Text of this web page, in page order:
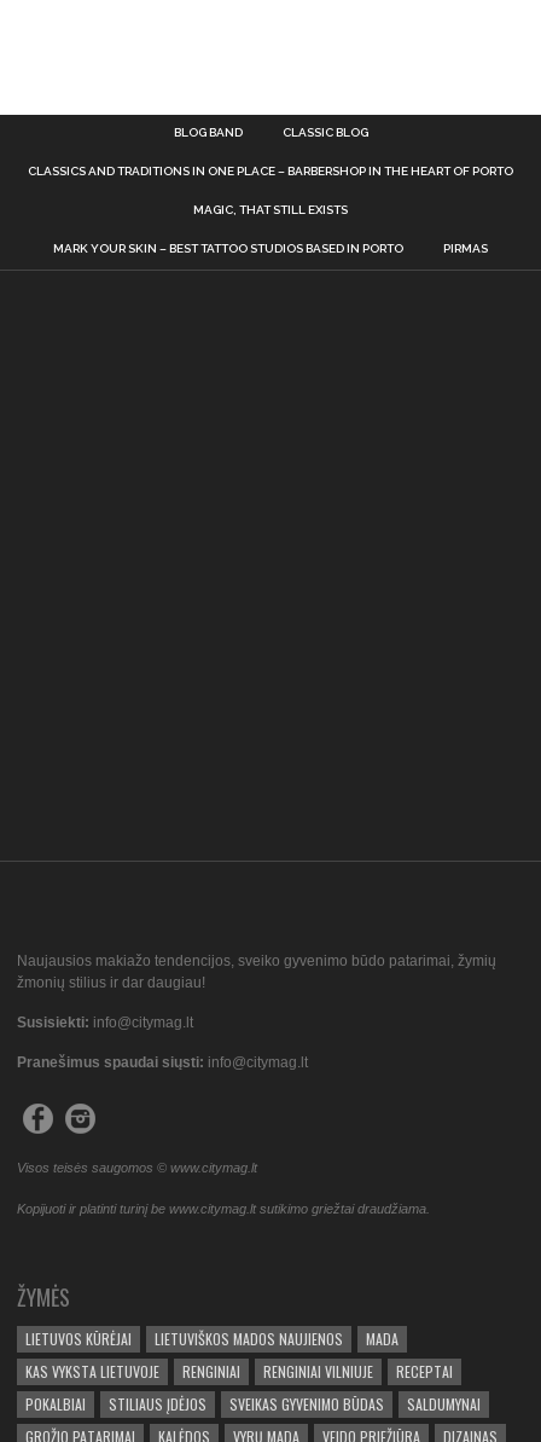
BLOG BAND CLASSIC BLOG
CLASSICS AND TRADITIONS IN ONE PLACE – BARBERSHOP IN THE HEART OF PORTO
MAGIC, THAT STILL EXISTS
MARK YOUR SKIN – BEST TATTOO STUDIOS BASED IN PORTO PIRMAS
Naujausios makiažo tendencijos, sveiko gyvenimo būdo patarimai, žymių
žmonių stilius ir dar daugiau!
Susisiekti: info@citymag.lt
Pranešimus spaudai siųsti: info@citymag.lt
Visos teisės saugomos © www.citymag.lt
Kopijuoti ir platinti turinį be www.citymag.lt sutikimo griežtai draudžiama.
ŽYMĖS
LIETUVOS KŪRĖJAI LIETUVIŠKOS MADOS NAUJIENOS
MADA
KAS VYKSTA LIETUVOJE
RENGINIAI RENGINIAI VILNIUJE
RECEPTAI
POKALBIAI
STILIAUS ĮDĖJOS SVEIKAS GYVENIMO BŪDAS
SALDUMYNAI
GROŽIO PATARIMAI
KALĖDOS VYRŲ MADA VEIDO PRIEŽIŪRA DIZAINAS